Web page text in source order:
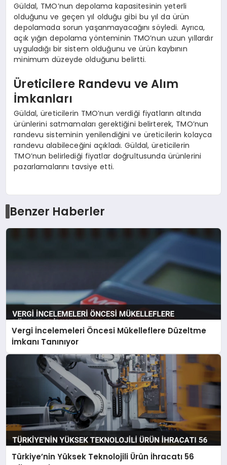
Güldal, TMO’nun depolama kapasitesinin yeterli
olduğunu ve geçen yıl olduğu gibi bu yıl da ürün
depolamada sorun yaşanmayacağını söyledi. Ayrıca,
açık yığın depolama yönteminin TMO’nun uzun yıllardır
uyguladığı bir sistem olduğunu ve ürün kaybının
minimum düzeyde olduğunu belirtti.
Üreticilere Randevu ve Alım
İmkanları
Güldal, üreticilerin TMO’nun verdiği fiyatların altında
ürünlerini satmamaları gerektiğini belirterek, TMO’nun
randevu sisteminin yenilendiğini ve üreticilerin kolayca
randevu alabileceğini açıkladı. Güldal, üreticilerin
TMO’nun belirlediği fiyatlar doğrultusunda ürünlerini
pazarlamalarını tavsiye etti.
Benzer Haberler
Vergi İncelemeleri Öncesi Mükelleflere Düzeltme
İmkanı Tanınıyor
Türkiye’nin Yüksek Teknolojili Ürün İhracatı 56